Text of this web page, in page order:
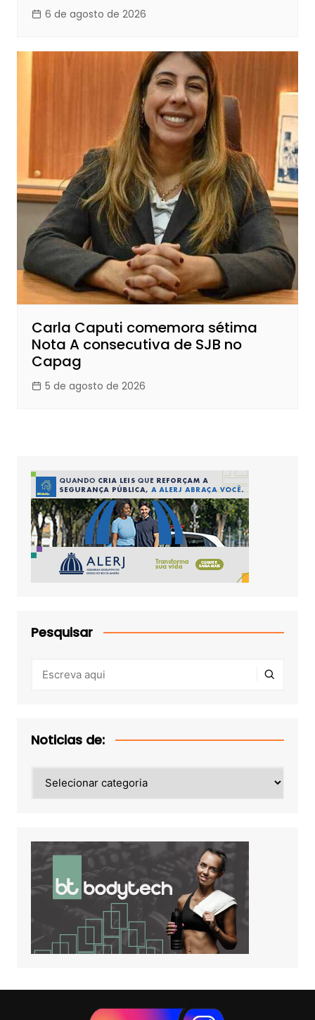
6 de agosto de 2026
Carla Caputi comemora sétima
Nota A consecutiva de SJB no
Capag
5 de agosto de 2026
Pesquisar
Noticias de:
de: